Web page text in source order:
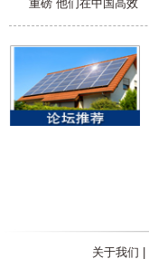
重磅 他们在中国高效
关于我们